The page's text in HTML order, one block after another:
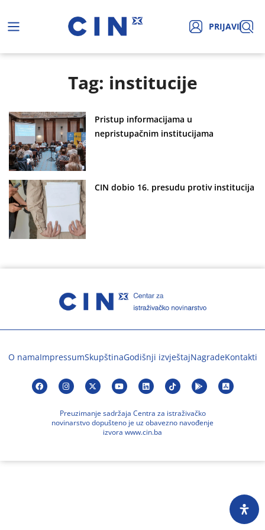
PRIJAVI
Tag: institucije
Pristup informacijama u
nepristupačnim institucijama
CIN dobio 16. presudu protiv institucija
O namaImpressumSkupštinaGodišnji izvještajNagradeKontakti
Preuzimanje sadržaja Centra za istraživačko
novinarstvo dopušteno je uz obavezno navođenje
izvora www.cin.ba